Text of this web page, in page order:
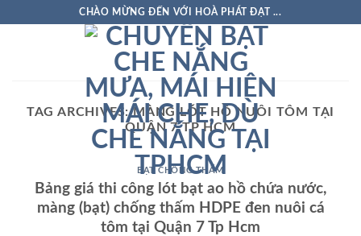
CHÀO MỪNG ĐẾN VỚI HOÀ PHÁT ĐẠT ...
TAG ARCHIVES:MÀNG LÓT HỒ NUÔI TÔM TẠI
QUẬN 7 TP HCM
BẠT CHỐNG THẤM
Bảng giá thi công lót bạt ao hồ chứa nước,
màng (bạt) chống thấm HDPE đen nuôi cá
tôm tại Quận 7 Tp Hcm